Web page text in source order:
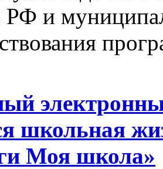
РФ и
школьная
Моя школа»